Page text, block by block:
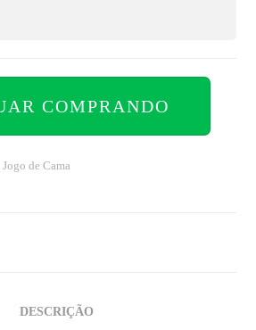
COMPRANDO
Jogo de Cama
DESCRIÇÃO